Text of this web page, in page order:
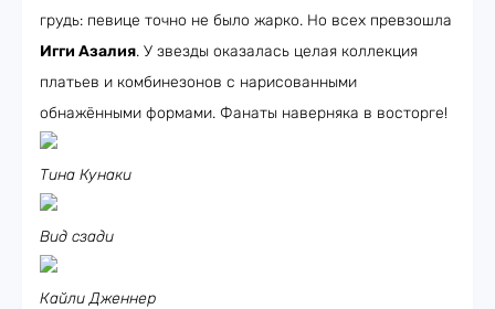
грудь: певице точно не было жарко. Но всех превзошла
Игги Азалия. У звезды оказалась целая коллекция
платьев и комбинезонов с нарисованными
обнажёнными формами. Фанаты наверняка в восторге!
Тина Кунаки
Вид сзади
Кайли Дженнер